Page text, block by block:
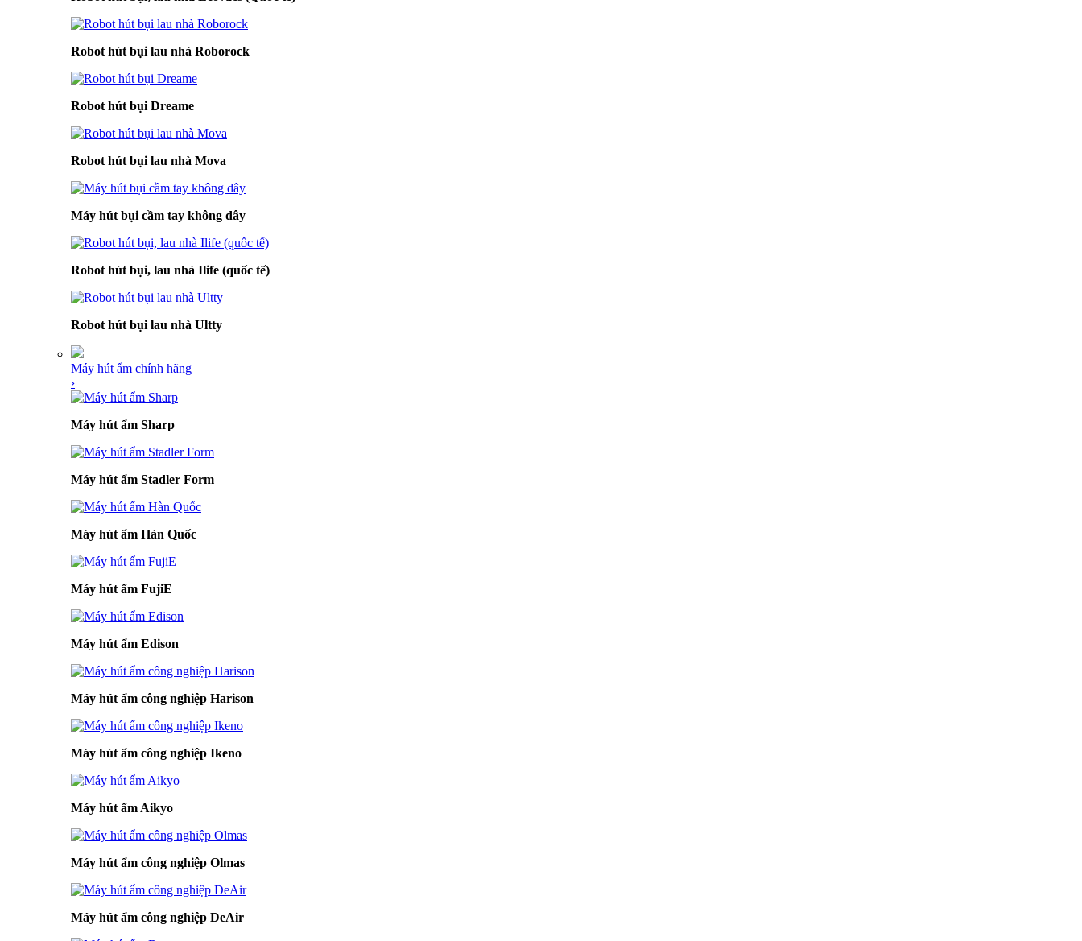
Robot hút bụi lau nhà Roborock
Robot hút bụi Dreame
Robot hút bụi lau nhà Mova
Máy hút bụi cầm tay không dây
Robot hút bụi, lau nhà Ilife (quốc tế)
Robot hút bụi lau nhà Ultty
Máy hút ẩm chính hãng
›
Máy hút ẩm Sharp
Máy hút ẩm Stadler Form
Máy hút ẩm Hàn Quốc
Máy hút ẩm FujiE
Máy hút ẩm Edison
Máy hút ẩm công nghiệp Harison
Máy hút ẩm công nghiệp Ikeno
Máy hút ẩm Aikyo
Máy hút ẩm công nghiệp Olmas
Máy hút ẩm công nghiệp DeAir